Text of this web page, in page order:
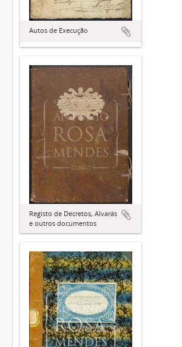
Autos de Execução
Registo de Decretos, Alvarás
e outros documentos